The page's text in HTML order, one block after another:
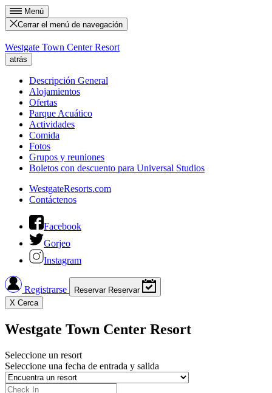
Menú
Cerrar el menú de navegación
Westgate Town Center Resort
atrás
Descripción General
Alojamientos
Ofertas
Parque Acuático
Actividades
Comida
Fotos
Grupos y reuniones
Boletos con descuento para Universal Studios
WestgateResorts.com
Contáctenos
Facebook
Gorjeo
Instagram
Registrarse Reservar Reservar
X Cerca
Westgate Town Center Resort
Seleccione un resort
Seleccione una fecha de entrada y salida